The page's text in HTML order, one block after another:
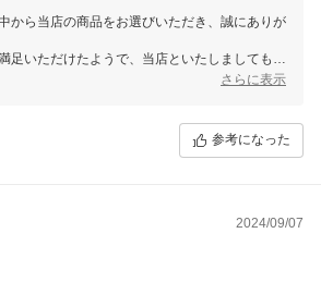
から当店の商品をお選びいただき、誠にありが
足いただけたようで、当店といたしましてもう
スをご利用いただけますと幸いです。
さらに表示
参考になった
2024/09/07